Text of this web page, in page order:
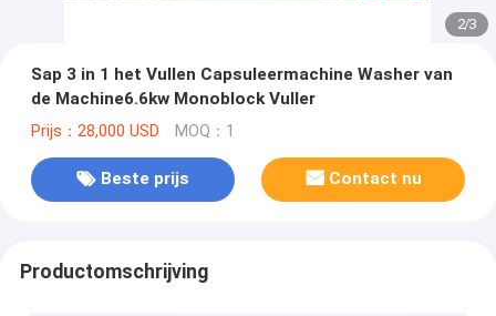
2/3
Sap 3 in 1 het Vullen Capsuleermachine Washer van
de Machine6.6kw Monoblock Vuller
Prijs：28,000 USD MOQ：1
Beste prijs Contact nu
Productomschrijving